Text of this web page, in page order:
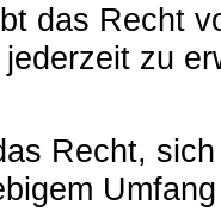
das Recht
zu
Recht,